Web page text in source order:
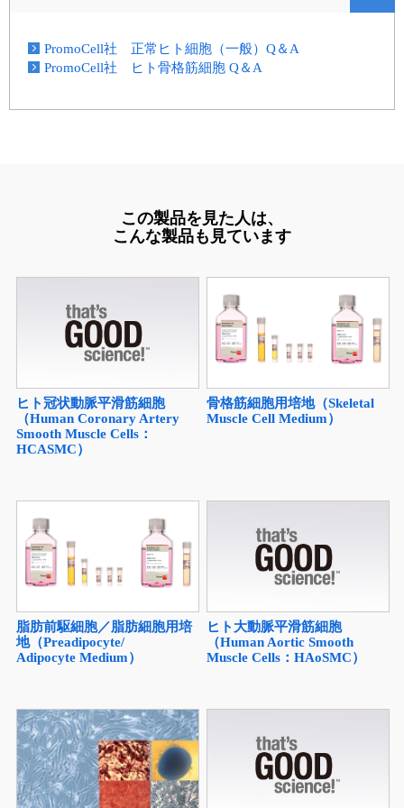
PromoCell社 正常ヒト細胞（一般）Q＆A
PromoCell社 ヒト骨格筋細胞 Q＆A
この製品を見た人は、
こんな製品も見ています
ヒト冠状動脈平滑筋細胞
（Human Coronary Artery
Smooth Muscle Cells：
HCASMC）
骨格筋細胞用培地（Skeletal
Muscle Cell Medium）
脂肪前駆細胞／脂肪細胞用培
地（Preadipocyte/
Adipocyte Medium）
ヒト大動脈平滑筋細胞
（Human Aortic Smooth
Muscle Cells：HAoSMC）